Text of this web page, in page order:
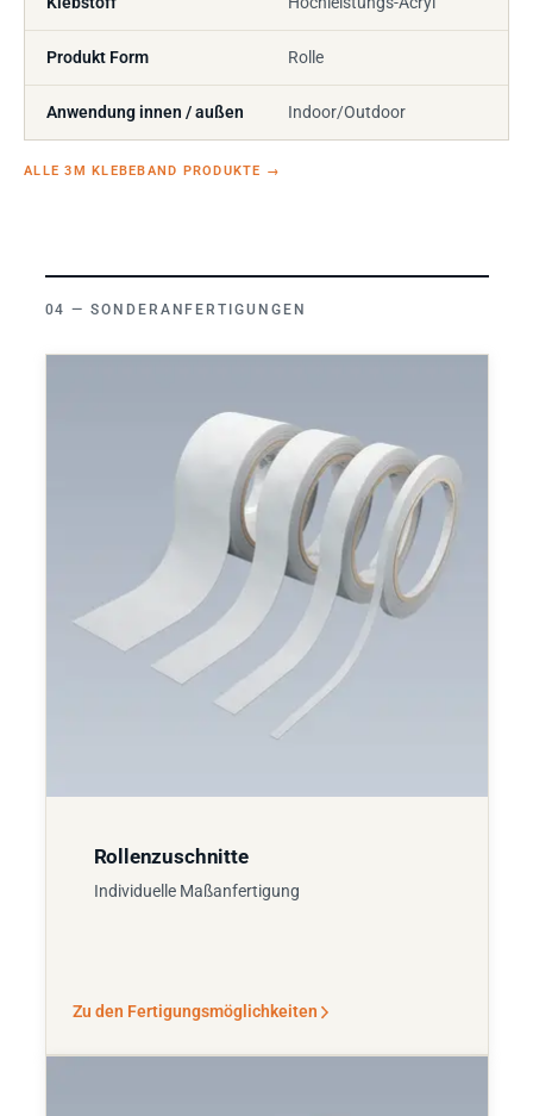
Produkt Form Rolle
Anwendung innen / außen Indoor/Outdoor
ALLE 3M KLEBEBAND PRODUKTE →
SONDERANFERTIGUNGEN
Rollenzuschnitte
Individuelle Maßanfertigung
Zu den Fertigungsmöglichkeiten